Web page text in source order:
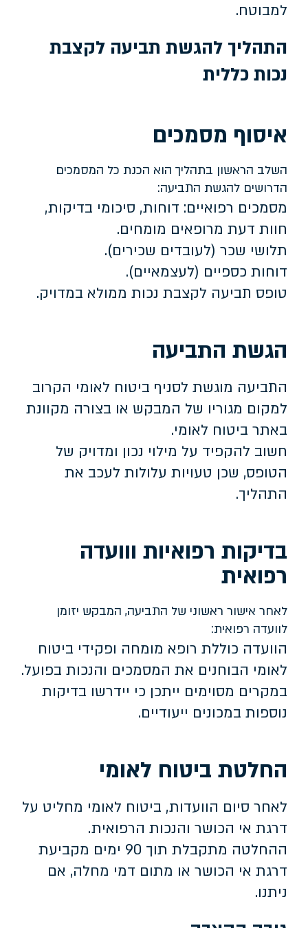
למבוטח.
התהליך להגשת תביעה לקצבת
נכות כללית
איסוף מסמכים
השלב הראשון בתהליך הוא הכנת כל המסמכים
הדרושים להגשת התביעה:
מסמכים רפואיים: דוחות, סיכומי בדיקות,
חוות דעת מרופאים מומחים.
תלושי שכר (לעובדים שכירים).
דוחות כספיים (לעצמאיים).
טופס תביעה לקצבת נכות ממולא במדויק.
הגשת התביעה
התביעה מוגשת לסניף ביטוח לאומי הקרוב
למקום מגוריו של המבקש או בצורה מקוונת
באתר ביטוח לאומי.
חשוב להקפיד על מילוי נכון ומדויק של
הטופס, שכן טעויות עלולות לעכב את
התהליך.
בדיקות רפואיות ווועדה
רפואית
לאחר אישור ראשוני של התביעה, המבקש יזומן
לוועדה רפואית:
הוועדה כוללת רופא מומחה ופקידי ביטוח
לאומי הבוחנים את המסמכים והנכות בפועל.
במקרים מסוימים ייתכן כי יידרשו בדיקות
נוספות במכונים ייעודיים.
החלטת ביטוח לאומי
לאחר סיום הוועדות, ביטוח לאומי מחליט על
דרגת אי הכושר והנכות הרפואית.
ההחלטה מתקבלת תוך 90 ימים מקביעת
דרגת אי הכושר או מתום דמי מחלה, אם
ניתנו.